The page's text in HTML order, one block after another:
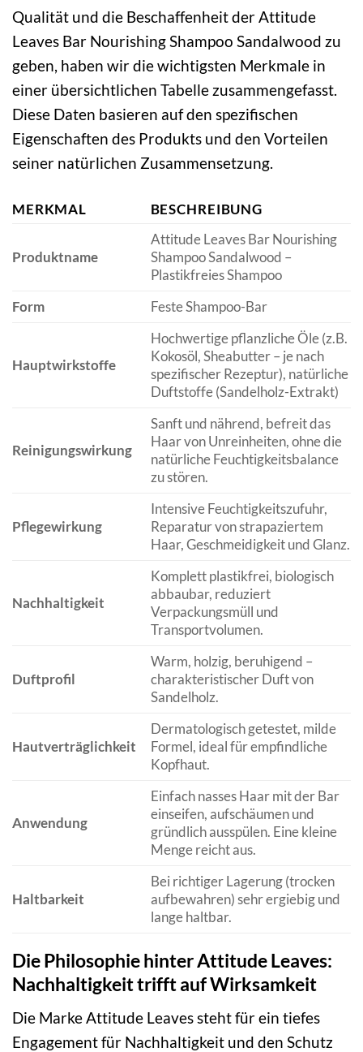
Qualität und die Beschaffenheit der Attitude
Leaves Bar Nourishing Shampoo Sandalwood zu
geben, haben wir die wichtigsten Merkmale in
einer übersichtlichen Tabelle zusammengefasst.
Diese Daten basieren auf den spezifischen
Eigenschaften des Produkts und den Vorteilen
seiner natürlichen Zusammensetzung.
MERKMAL BESCHREIBUNG
Produktname
Attitude Leaves Bar Nourishing
Shampoo Sandalwood –
Plastikfreies Shampoo
Form
Feste Shampoo-Bar
Hauptwirkstoffe
Hochwertige pflanzliche Öle (z.B.
Kokosöl, Sheabutter – je nach
spezifischer Rezeptur), natürliche
Duftstoffe (Sandelholz-Extrakt)
Reinigungswirkung
Sanft und nährend, befreit das
Haar von Unreinheiten, ohne die
natürliche Feuchtigkeitsbalance
zu stören.
Pflegewirkung
Intensive Feuchtigkeitszufuhr,
Reparatur von strapaziertem
Haar, Geschmeidigkeit und Glanz.
Nachhaltigkeit
Komplett plastikfrei, biologisch
abbaubar, reduziert
Verpackungsmüll und
Transportvolumen.
Duftprofil
Warm, holzig, beruhigend –
charakteristischer Duft von
Sandelholz.
Hautverträglichkeit
Dermatologisch getestet, milde
Formel, ideal für empfindliche
Kopfhaut.
Anwendung
Einfach nasses Haar mit der Bar
einseifen, aufschäumen und
gründlich ausspülen. Eine kleine
Menge reicht aus.
Haltbarkeit
Bei richtiger Lagerung (trocken
aufbewahren) sehr ergiebig und
lange haltbar.
Die Philosophie hinter Attitude Leaves:
Nachhaltigkeit trifft auf Wirksamkeit
Die Marke Attitude Leaves steht für ein tiefes
Engagement für Nachhaltigkeit und den Schutz